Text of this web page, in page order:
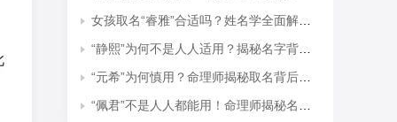
女孩取名“睿雅”合适吗？姓名学全面解读吉凶与禁忌
“静熙”为何不是人人适用？揭秘名字背后的五行失衡与命理隐患
“元希”为何慎用？命理师揭秘取名背后的五行忌讳
“佩君”不是人人都能用！命理师揭秘名字背后的五行杀局与取名禁忌